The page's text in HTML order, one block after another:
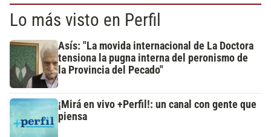
Lo más visto en Perfil
Asís: "La movida internacional de La Doctora
tensiona la pugna interna del peronismo de
la Provincia del Pecado"
¡Mirá en vivo +Perfil!: un canal con gente que
piensa